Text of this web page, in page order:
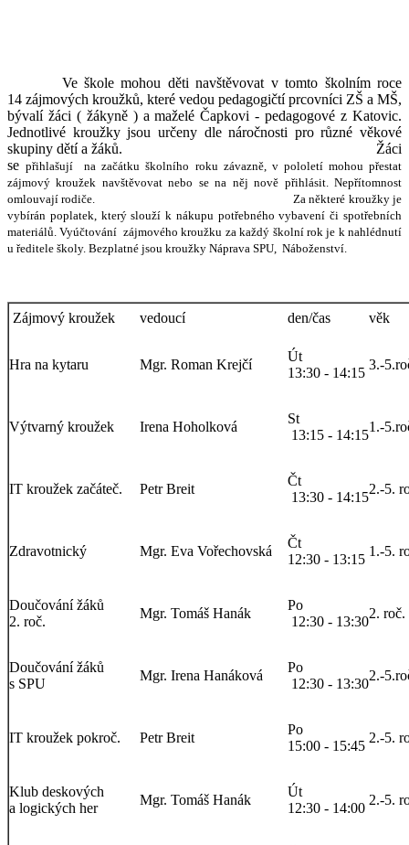
Ve škole mohou děti navštěvovat v tomto školním roce
14 zájmových kroužků, které vedou pedagogičtí prcovníci ZŠ a MŠ,
bývalí žáci ( žákyně ) a maželé Čapkovi - pedagogové z Katovic.
Jednotlivé kroužky jsou určeny dle náročnosti pro různé věkové
skupiny dětí a žáků. Žáci
sepřihlašují na začátku školního roku závazně, v pololetí mohou přestat
zájmový kroužek navštěvovat nebo se na něj nově přihlásit. Nepřítomnost
omlouvají rodiče. Za některé kroužky je
vybírán poplatek, který slouží k nákupu potřebného vybavení či spotřebních
materiálů. Vyúčtování zájmového kroužku za každý školní rok je k nahlédnutí
u ředitele školy. Bezplatné jsou kroužky Náprava SPU, Náboženství.
Zájmový kroužek vedoucí den/čas věk
Hra na kytaru Mgr. Roman Krejčí
Út
13:30 - 14:15
3.-
Výtvarný kroužek Irena Hoholková
St
13:15 - 14:15
1.-
IT kroužek začáteč. Petr Breit
Čt
13:30 - 14:15
2.-5.
Zdravotnický Mgr. Eva Vořechovská
Čt
12:30 - 13:15
1.-5.
Doučování žáků
2. roč.
Mgr. Tomáš Hanák
Po
12:30 - 13:30
2. roč.
Doučování žáků
s SPU
Mgr. Irena Hanáková
Po
12:30 - 13:30
2.-
IT kroužek pokroč. Petr Breit
Po
15:00 - 15:45
2.-5.
Klub deskových
a logických her
Mgr. Tomáš Hanák
Út
12:30 - 14:00
2.-5.